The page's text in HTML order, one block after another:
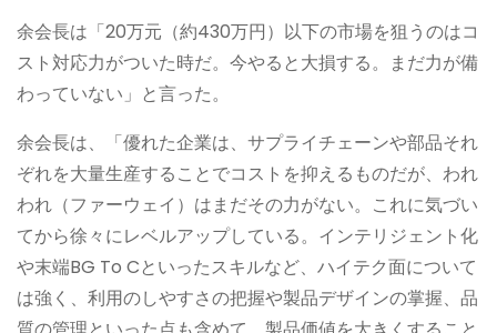
余会長は「20万元（約430万円）以下の市場を狙うのはコ
スト対応力がついた時だ。今やると大損する。まだ力が備
わっていない」と言った。
余会長は、「優れた企業は、サプライチェーンや部品それ
ぞれを大量生産することでコストを抑えるものだが、われ
われ（ファーウェイ）はまだその力がない。これに気づい
てから徐々にレベルアップしている。インテリジェント化
や末端BG To Cといったスキルなど、ハイテク面について
は強く、利用のしやすさの把握や製品デザインの掌握、品